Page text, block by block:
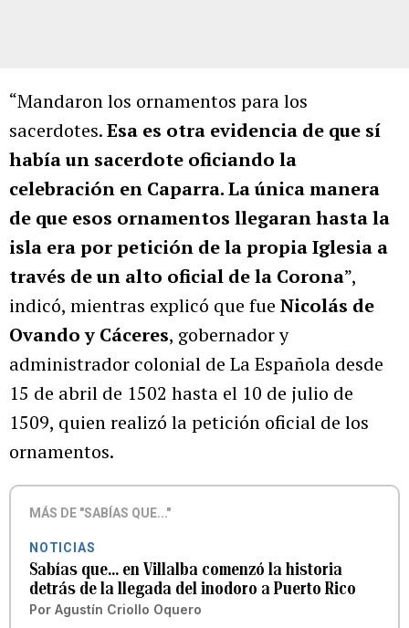
“Mandaron los ornamentos para los
sacerdotes.Esa es otra evidencia de que sí
había un sacerdote oficiando la
celebración en Caparra. La única manera
de que esos ornamentos llegaran hasta la
isla era por petición de la propia Iglesia a
través de un alto oficial de la Corona”,
indicó, mientras explicó que fue Nicolás de
Ovando y Cáceres, gobernador y
administrador colonial de La Española desde
15 de abril de 1502 hasta el 10 de julio de
1509, quien realizó la petición oficial de los
ornamentos.
MÁS DE "SABÍAS QUE..."
NOTICIAS
Sabías que... en Villalba comenzó la historia
detrás de la llegada del inodoro a Puerto Rico
Por Agustín Criollo Oquero